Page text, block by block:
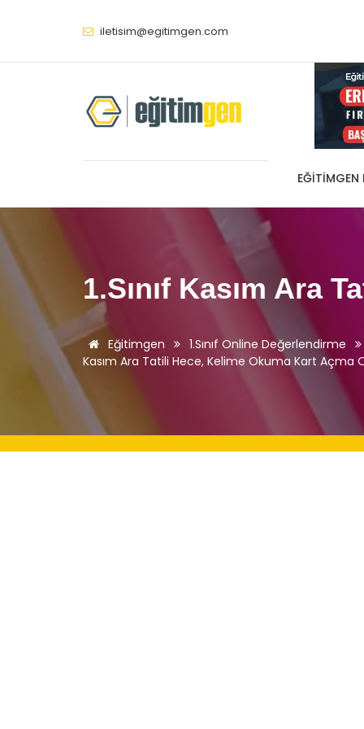
iletisim@egitimgen.com
EĞITIMGEN
1.Sınıf Kasım Ara
Eğitimgen 1.Sınıf Online Değerlendirme
Kasım Ara Tatili Hece, Kelime Okuma Kart Açma